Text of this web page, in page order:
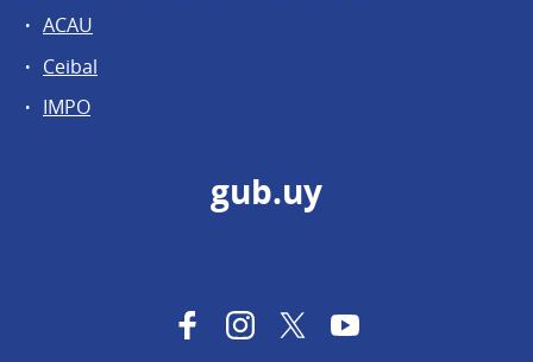
ACAU
Ceibal
IMPO
gub.uy
FacebookInstagram
TwitterYouTube